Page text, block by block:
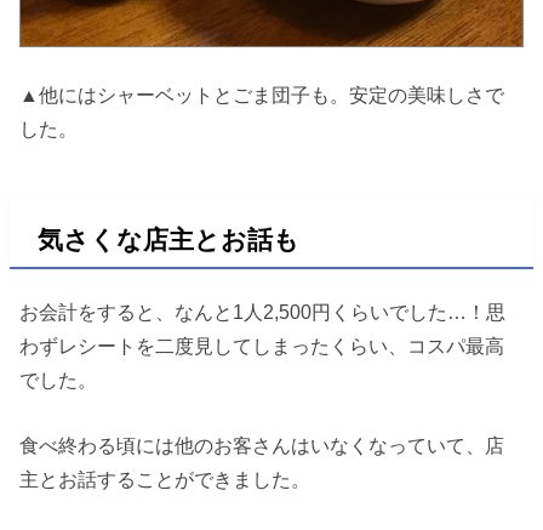
▲他にはシャーベットとごま団子も。安定の美味しさで
した。
気さくな店主とお話も
お会計をすると、なんと1人2,500円くらいでした…！思
わずレシートを二度見してしまったくらい、コスパ最高
でした。
食べ終わる頃には他のお客さんはいなくなっていて、店
主とお話することができました。